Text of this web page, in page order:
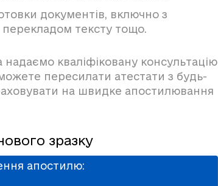
документів, включно з
перекладом тексту тощо.
кваліфіковану консультацію
пересилати атестати з будь-
на швидке апостилювання
зразку
апостилю: